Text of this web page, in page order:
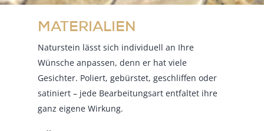
MATERIALIEN
Naturstein lässt sich individuell an Ihre
Wünsche anpassen, denn er hat viele
Gesichter. Poliert, gebürstet, geschliffen oder
satiniert – jede Bearbeitungsart entfaltet ihre
ganz eigene Wirkung.